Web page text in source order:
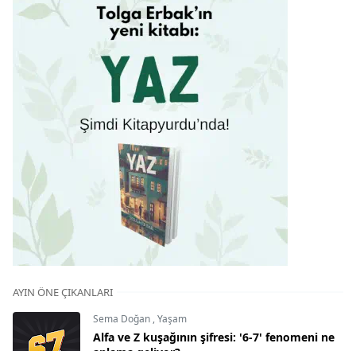
AYIN ÖNE ÇIKANLARI
Sema Doğan,Yaşam
Alfa ve Z kuşağının şifresi: '6-7' fenomeni ne